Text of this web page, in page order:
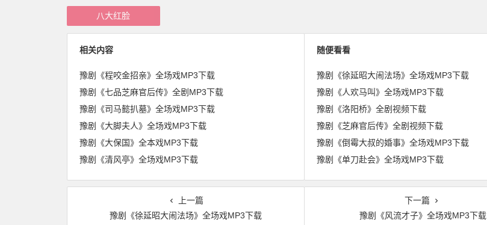
八大红脸
相关内容
豫剧《程咬金招亲》全场戏MP3下载
豫剧《七品芝麻官后传》全剧MP3下载
豫剧《司马懿扒墓》全场戏MP3下载
豫剧《大脚夫人》全场戏MP3下载
豫剧《大保国》全本戏MP3下载
豫剧《清风亭》全场戏MP3下载
随便看看
豫剧《徐延昭大闹法场》全场戏MP3下载
豫剧《人欢马叫》全场戏MP3下载
豫剧《洛阳桥》全剧视频下载
豫剧《芝麻官后传》全剧视频下载
豫剧《倒霉大叔的婚事》全场戏MP3下载
豫剧《单刀赴会》全场戏MP3下载
上一篇
豫剧《徐延昭大闹法场》全场戏MP3下载
下一篇
豫剧《风流才子》全场戏MP3下载